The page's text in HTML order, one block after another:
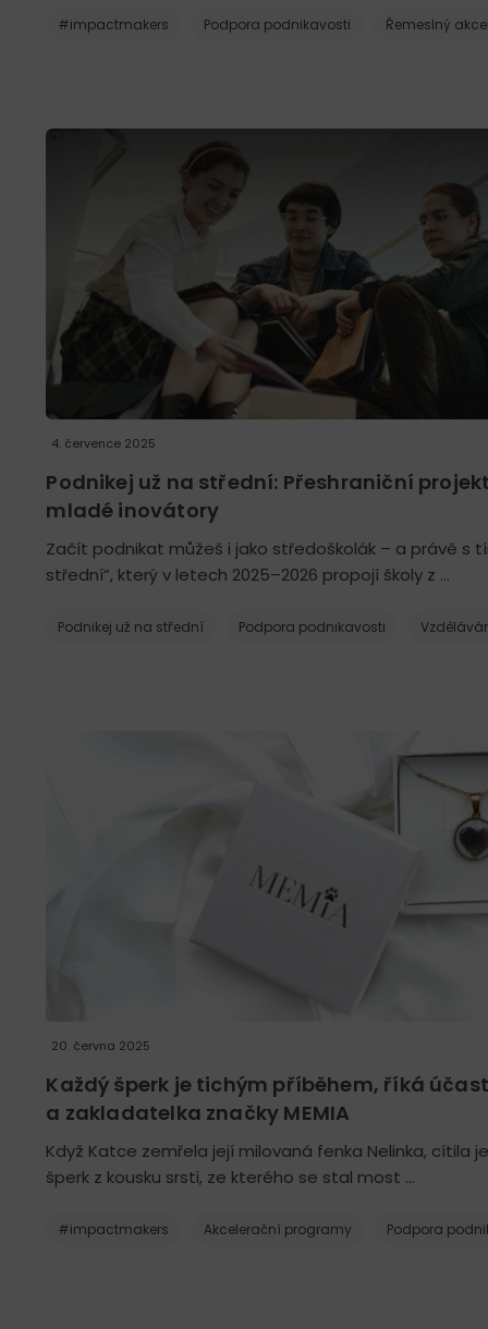
#impactmakers Podpora podnikavosti Řemeslný
4. července 2025
Podnikej už na střední: Přeshraniční
mladé inovátory
Začít podnikat můžeš i jako středoškolák – a právě s
střední“, který v letech 2025–2026 propojí školy z …
Podnikej už na střední Podpora podnikavosti
20. června 2025
Každý šperk je tichým příběhem, říká
a zakladatelka značky MEMIA
Když Katce zemřela její milovaná fenka Nelinka, cítila
šperk z kousku srsti, ze kterého se stal most …
#impactmakers Akcelerační programy Podpora